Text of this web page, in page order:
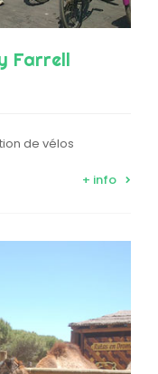
Farrell
de vélos
+ info